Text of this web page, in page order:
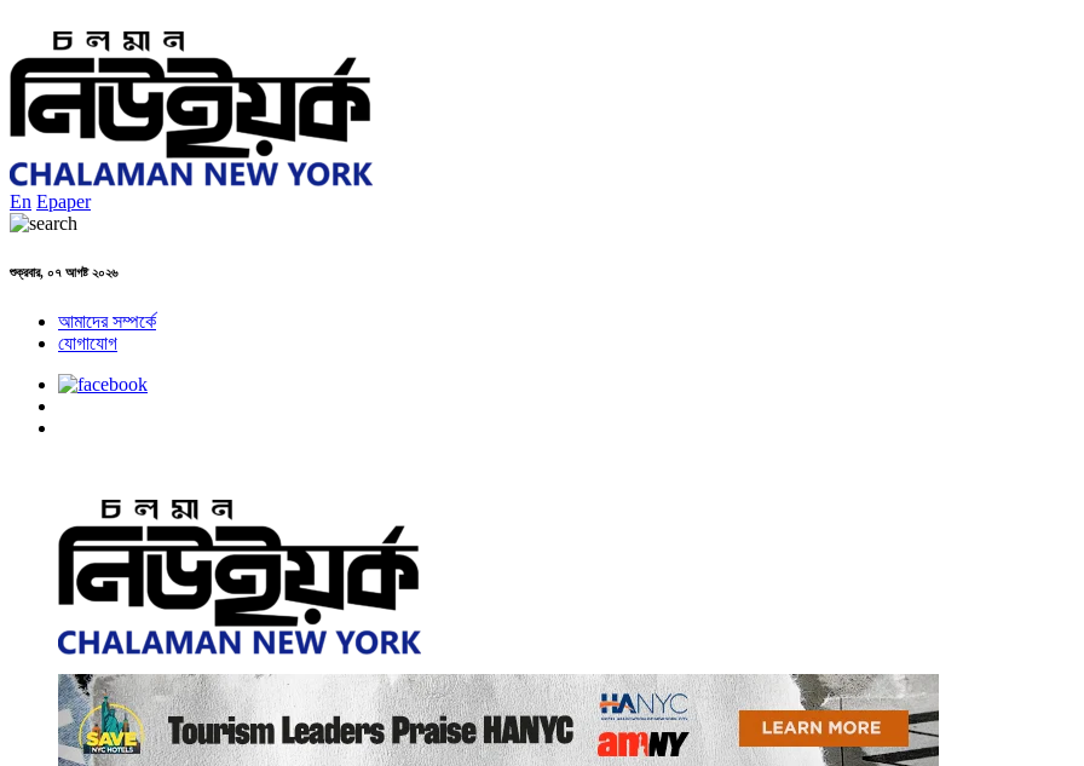
En Epaper
শুক্রবার, ০৭ আগষ্ট ২০২৬
আমাদের সম্পর্কে
যোগাযোগ